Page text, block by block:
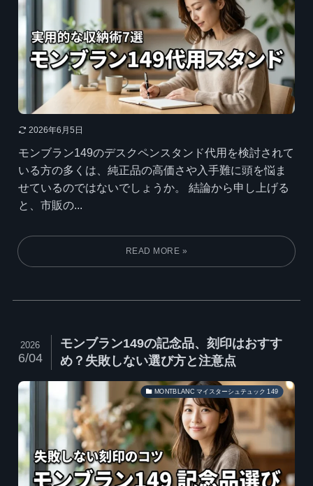
2026年6月5日
モンブラン149のデスクペンスタンド代用を検討されて
いる方の多くは、純正品の高価さや入手難に頭を悩ま
せているのではないでしょうか。 結論から申し上げる
と、市販の...
モンブラン149の記念品、刻印はおすす
め？失敗しない選び方と注意点
2026
6/04
MONTBLANC マイスターシュテュック 149